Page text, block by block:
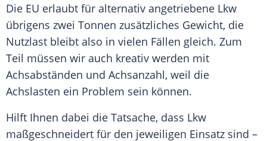
Die EU erlaubt für alternativ angetriebene Lkw
übrigens zwei Tonnen zusätzliches Gewicht, die
Nutzlast bleibt also in vielen Fällen gleich. Zum
Teil müssen wir auch kreativ werden mit
Achsabständen und Achsanzahl, weil die
Achslasten ein Problem sein können.
Hilft Ihnen dabei die Tatsache, dass Lkw
maßgeschneidert für den jeweiligen Einsatz sind –